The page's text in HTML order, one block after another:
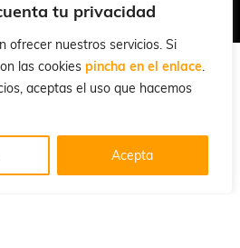
tu privacidad
ofrecer nuestros servicios. Si
las cookies pincha en el enlace.
aceptas el uso que hacemos
Acepta
Cuchillalia.com